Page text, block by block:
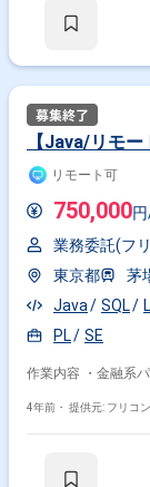
【Java/リモ
リモート可
750,000
業務委託(フ
東京都
茅
Java
SQL
PL
SE
作業内容 ・金融系
4年前・ 提供元: フリコン